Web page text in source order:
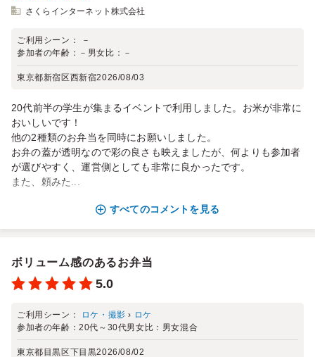
さくらインターネット株式会社
ご利用シーン：
－
参加者の年齢： － 男女比： －
東京都新宿区西新宿2026/08/03
20代前半の学生が集まるイベントで利用しました。お米が非常に
おいしいです！
他の2種類のお弁当を同時にお願いしました。
お弁の蓋が透明なので彩の良さも映えましたが、何よりも参加者
が選びやすく、運営側としても非常に良かったです。
また、頼みた...
すべてのコメントを見る
ボリューム感のあるお弁当
5.0
ご利用シーン： ロケ・撮影 › ロケ
参加者の年齢：20代～30代男女比： 男女混合
東京都目黒区下目黒2026/08/02